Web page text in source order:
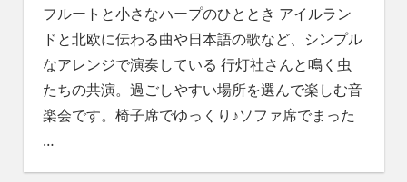
フルートと小さなハープのひととき アイルラン
ドと北欧に伝わる曲や日本語の歌など、シンプル
なアレンジで演奏している 行灯社さんと鳴く虫
たちの共演。過ごしやすい場所を選んで楽しむ音
楽会です。椅子席でゆっくり♪ソファ席でまった
…